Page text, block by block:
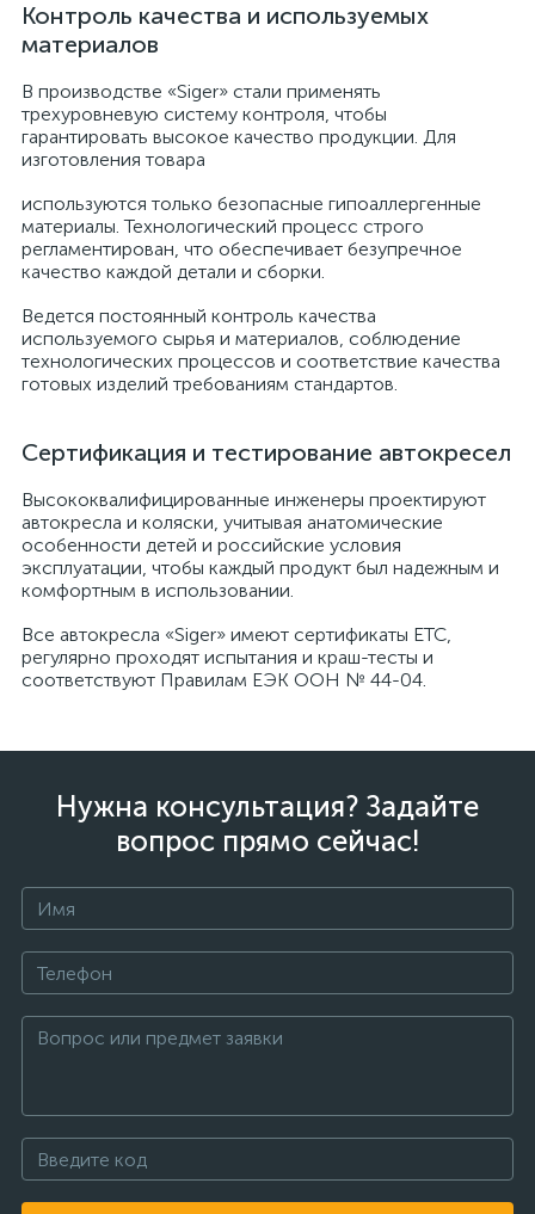
Контроль качества и используемых
материалов
В производстве «Siger» стали применять
трехуровневую систему контроля, чтобы
гарантировать высокое качество продукции. Для
изготовления товара
используются только безопасные гипоаллергенные
материалы. Технологический процесс строго
регламентирован, что обеспечивает безупречное
качество каждой детали и сборки.
Ведется постоянный контроль качества
используемого сырья и материалов, соблюдение
технологических процессов и соответствие качества
готовых изделий требованиям стандартов.
Сертификация и тестирование автокресел
Высококвалифицированные инженеры проектируют
автокресла и коляски, учитывая анатомические
особенности детей и российские условия
эксплуатации, чтобы каждый продукт был надежным и
комфортным в использовании.
Все автокресла «Siger» имеют сертификаты ЕТС,
регулярно проходят испытания и краш-тесты и
соответствуют Правилам ЕЭК ООН № 44-04.
Нужна консультация? Задайте
вопрос прямо сейчас!